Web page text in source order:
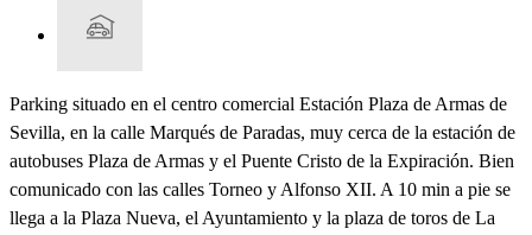
Parking situado en el centro comercial Estación Plaza de Armas de
Sevilla, en la calle Marqués de Paradas, muy cerca de la estación de
autobuses Plaza de Armas y el Puente Cristo de la Expiración. Bien
comunicado con las calles Torneo y Alfonso XII. A 10 min a pie se
llega a la Plaza Nueva, el Ayuntamiento y la plaza de toros de La